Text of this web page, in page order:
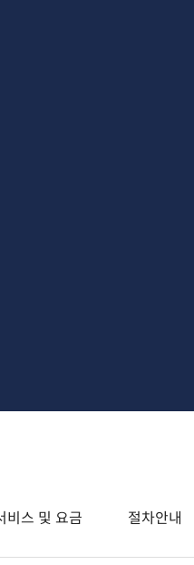
비스 및 요금 절차안내